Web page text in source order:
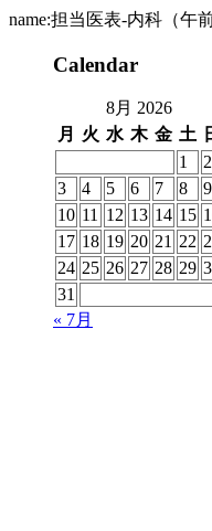
name:担当医表-内科（午
Calendar
8月 2026
月
火 水 木 金 土
1
2
3
4 5 6 7 8
9
10 11 12 13 14 15
17 18 19 20 21 22
24 25 26 27 28 29
31
« 7月